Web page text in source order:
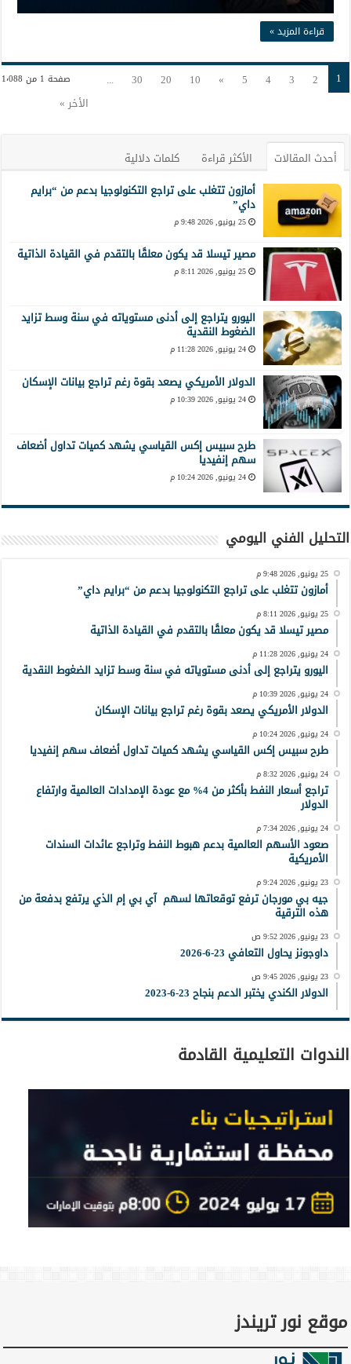
قراءة المزيد »
صفحة 1 من 1٬088 1
2
3
4
5
»
10
20
30
...
الأخر »
أحدث المقالات الأكثر قراءة
كلمات دلالية
أمازون تتغلب على تراجع التكنولوجيا بدعم من “برايم
داي”
25 يونيو, 2026 9:48 م
مصير تيسلا قد يكون معلقًا بالتقدم في القيادة الذاتية
25 يونيو, 2026 8:11 م
اليورو يتراجع إلى أدنى مستوياته في سنة وسط تزايد
الضغوط النقدية
24 يونيو, 2026 11:28 م
الدولار الأمريكي يصعد بقوة رغم تراجع بيانات الإسكان
24 يونيو, 2026 10:39 م
طرح سبيس إكس القياسي يشهد كميات تداول أضعاف
سهم إنفيديا
24 يونيو, 2026 10:24 م
التحليل الفني اليومي
25 يونيو, 2026 9:48 م
أمازون تتغلب على تراجع التكنولوجيا بدعم من “برايم داي”
25 يونيو, 2026 8:11 م
مصير تيسلا قد يكون معلقًا بالتقدم في القيادة الذاتية
24 يونيو, 2026 11:28 م
اليورو يتراجع إلى أدنى مستوياته في سنة وسط تزايد الضغوط النقدية
24 يونيو, 2026 10:39 م
الدولار الأمريكي يصعد بقوة رغم تراجع بيانات الإسكان
24 يونيو, 2026 10:24 م
طرح سبيس إكس القياسي يشهد كميات تداول أضعاف سهم إنفيديا
24 يونيو, 2026 8:32 م
تراجع أسعار النفط بأكثر من 4% مع عودة الإمدادات العالمية وارتفاع
الدولار
24 يونيو, 2026 7:34 م
صعود الأسهم العالمية بدعم هبوط النفط وتراجع عائدات السندات
الأمريكية
23 يونيو, 2026 9:24 م
جيه بي مورجان ترفع توقعاتها لسهم آي بي إم الذي يرتفع بدفعة من
هذه الترقية
23 يونيو, 2026 9:52 ص
داوجونز يحاول التعافي 23-6-2026
23 يونيو, 2026 9:45 ص
الدولار الكندي يختبر الدعم بنجاح 23-6-2023
الندوات التعليمية القادمة
موقع نور تريندز